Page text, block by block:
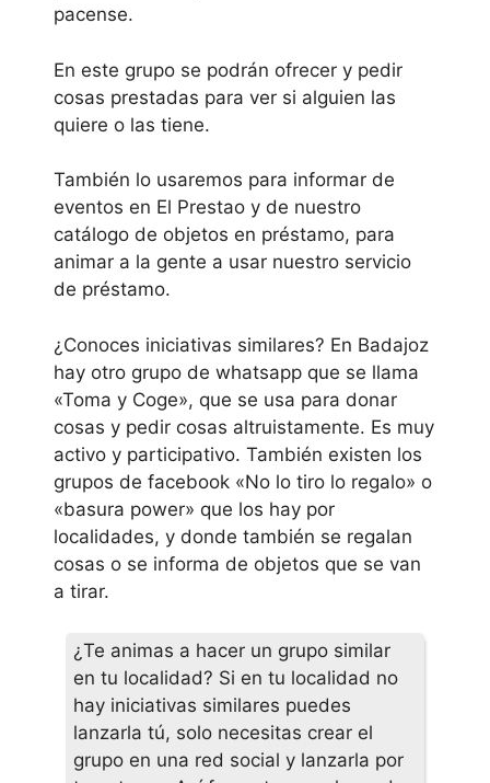
pacense.
En este grupo se podrán ofrecer y pedir
cosas prestadas para ver si alguien las
quiere o las tiene.
También lo usaremos para informar de
eventos en El Prestao y de nuestro
catálogo de objetos en préstamo, para
animar a la gente a usar nuestro servicio
de préstamo.
¿Conoces iniciativas similares? En Badajoz
hay otro grupo de whatsapp que se llama
«Toma y Coge», que se usa para donar
cosas y pedir cosas altruistamente. Es muy
activo y participativo. También existen los
grupos de facebook «No lo tiro lo regalo» o
«basura power» que los hay por
localidades, y donde también se regalan
cosas o se informa de objetos que se van
a tirar.
¿Te animas a hacer un grupo similar
en tu localidad? Si en tu localidad no
hay iniciativas similares puedes
lanzarla tú, solo necesitas crear el
grupo en una red social y lanzarla por